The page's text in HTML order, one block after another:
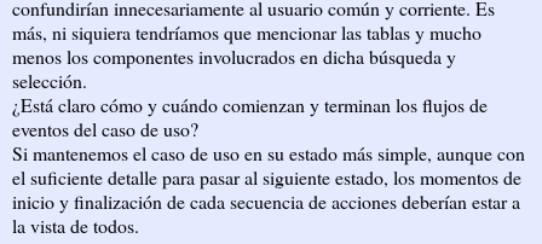
confundirían innecesariamente al usuario común y corriente. Es
más, ni siquiera tendríamos que mencionar las tablas y mucho
menos los componentes involucrados en dicha búsqueda y
selección.
¿Está claro cómo y cuándo comienzan y terminan los flujos de
eventos del caso de uso?
Si mantenemos el caso de uso en su estado más simple, aunque con
el suficiente detalle para pasar al siguiente estado, los momentos de
inicio y finalización de cada secuencia de acciones deberían estar a
la vista de todos.